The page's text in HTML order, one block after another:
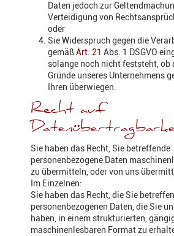
Daten jedoch zur
Verteidigung von
oder
Sie Widerspruch gegen die
gemäßArt. 21 Abs. 1 DSGVO
solange noch nicht feststeht, ob
Gründe unseres Unternehmens
Ihren überwiegen.
Recht auf
Sie haben das Recht, Sie betreffende
personenbezogene Daten
zu übermitteln, oder von uns
Im Einzelnen:
Sie haben das Recht, die Sie
personenbezogenen Daten, die Sie
haben, in einem strukturierten,
maschinenlesbaren Format zu